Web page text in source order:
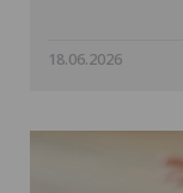
18.06.2026